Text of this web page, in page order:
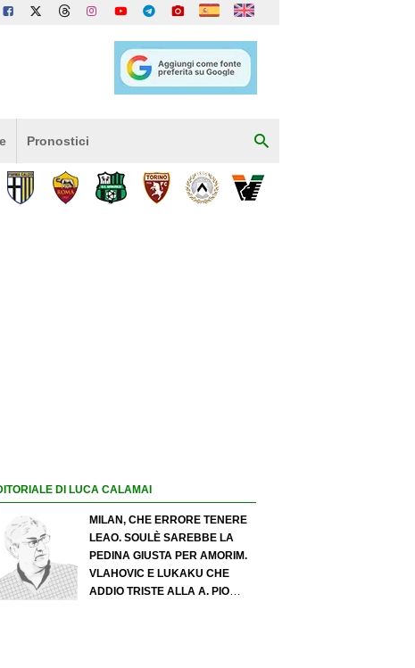
Pronostici
DI LUCA CALAMAI
MILAN, CHE ERRORE TENERE
LEAO. SOULÈ SAREBBE LA
PEDINA GIUSTA PER AMORIM.
VLAHOVIC E LUKAKU CHE
ADDIO TRISTE ALLA A. PIO